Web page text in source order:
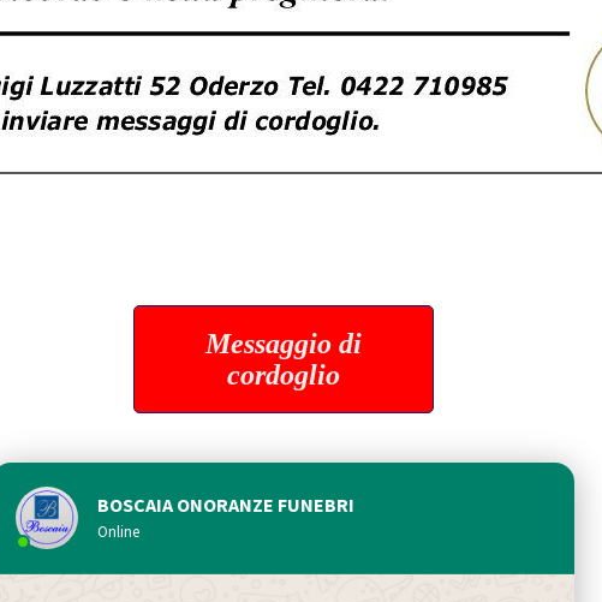
Messaggio di
cordoglio
BOSCAIA ONORANZE FUNEBRI
Online